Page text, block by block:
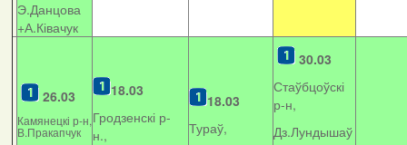
Э.Данцова
+А.Ківачук
26.03
Камянецкі р-н,
В.Пракапчук
18.03
Гродзенскі р-
н.,
18.03
Тураў,
30.03
Стаўбцоўскі
р-н,
Дз.Лундышаў